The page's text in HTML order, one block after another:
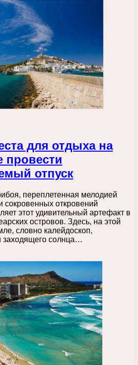
для отдыха на
провести
отпуск
переплетенная мелодией
сокровенных откровений
этот удивительный артефакт в
островов. Здесь, на этой
словно калейдоскоп,
заходящего солнца…